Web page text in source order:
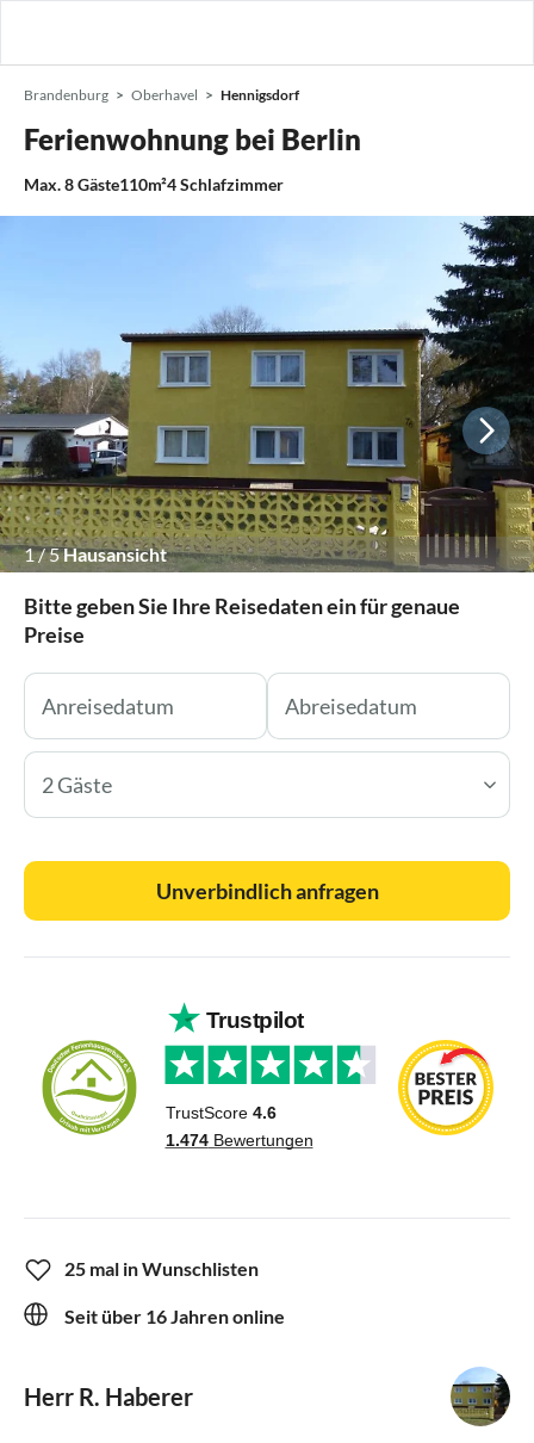
Brandenburg Oberhavel Hennigsdorf
Ferienwohnung bei Berlin
Max.8Gäste110m²4Schlafzimmer
1/5Hausansicht
Bitte geben Sie Ihre Reisedaten ein für genaue
Preise
2 Gäste
Unverbindlich anfragen
25 mal in Wunschlisten
Seit über 16 Jahren online
Herr R. Haberer